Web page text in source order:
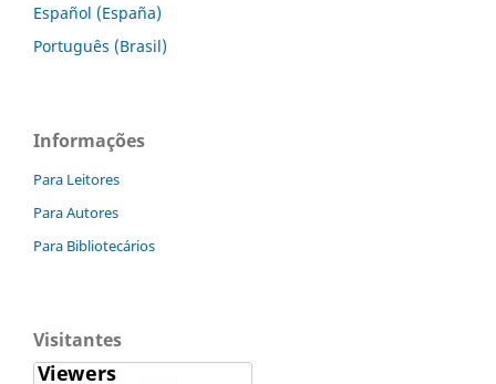
Español (España)
Português (Brasil)
Informações
Para Leitores
Para Autores
Para Bibliotecários
Visitantes